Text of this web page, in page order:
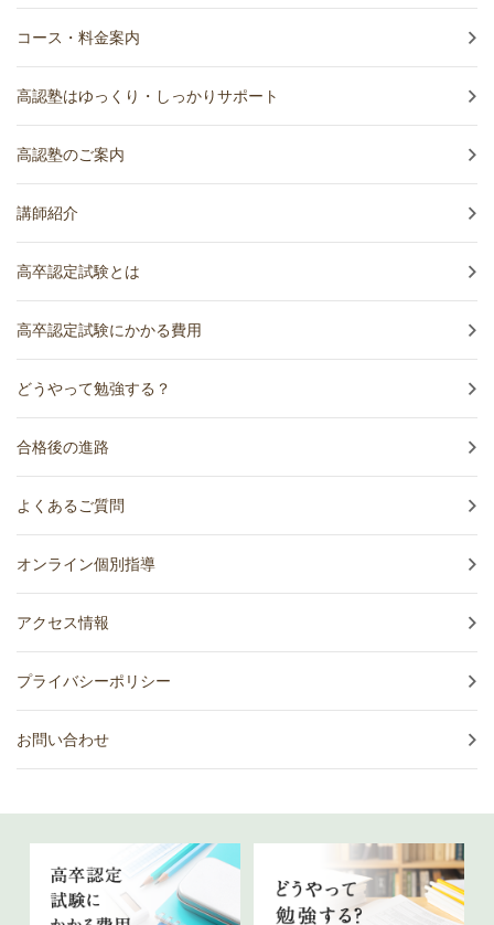
コース・料金案内
高認塾はゆっくり・しっかりサポート
高認塾のご案内
講師紹介
高卒認定試験とは
高卒認定試験にかかる費用
どうやって勉強する？
合格後の進路
よくあるご質問
オンライン個別指導
アクセス情報
プライバシーポリシー
お問い合わせ